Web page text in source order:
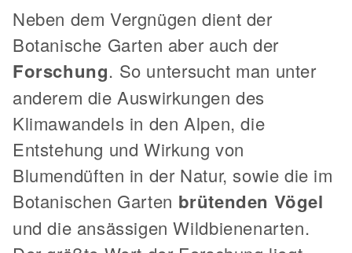
Neben dem Vergnügen dient der
Botanische Garten aber auch der
Forschung. So untersucht man unter
anderem die Auswirkungen des
Klimawandels in den Alpen, die
Entstehung und Wirkung von
Blumendüften in der Natur, sowie die im
Botanischen Garten brütenden Vögel
und die ansässigen Wildbienenarten.